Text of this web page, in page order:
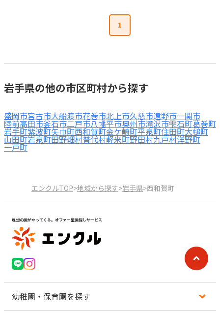
1
岩手県の他の市区町村から探す
盛岡市宮古市大船渡市花巻市北上市久慈市遠野市一関市
陸前高田市釜石市二戸市八幡平市奥州市滝沢市雫石町葛巻町
岩手町紫波町矢巾町西和賀町金ケ崎町平泉町住田町大槌町
山田町岩泉町田野畑村普代村軽米町野田村九戸村洋野町
一戸町
エンクルTOP>地域から探す>岩手県>西和賀町
理想の園がやってくる。オファー型園探しサービス
幼稚園・保育園を探す